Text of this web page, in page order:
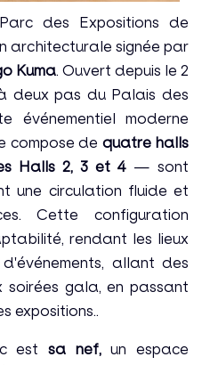
des Expositions de
architecturale signée par
Kuma. Ouvert depuis le 2
deux pas du Palais des
événementiel moderne
compose de quatre halls
Halls 2, 3 et 4 — sont
une circulation fluide et
Cette configuration
rendant les lieux
allant des
soirées gala, en passant
expositions..
est sa nef,un espace